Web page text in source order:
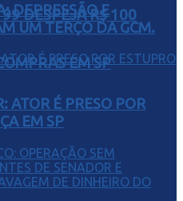
DESPEJA R$ 100
EM SP
DEPRESSÃO E
UM TERÇO DA GCM.
ATOR É PRESO POR
EM SP